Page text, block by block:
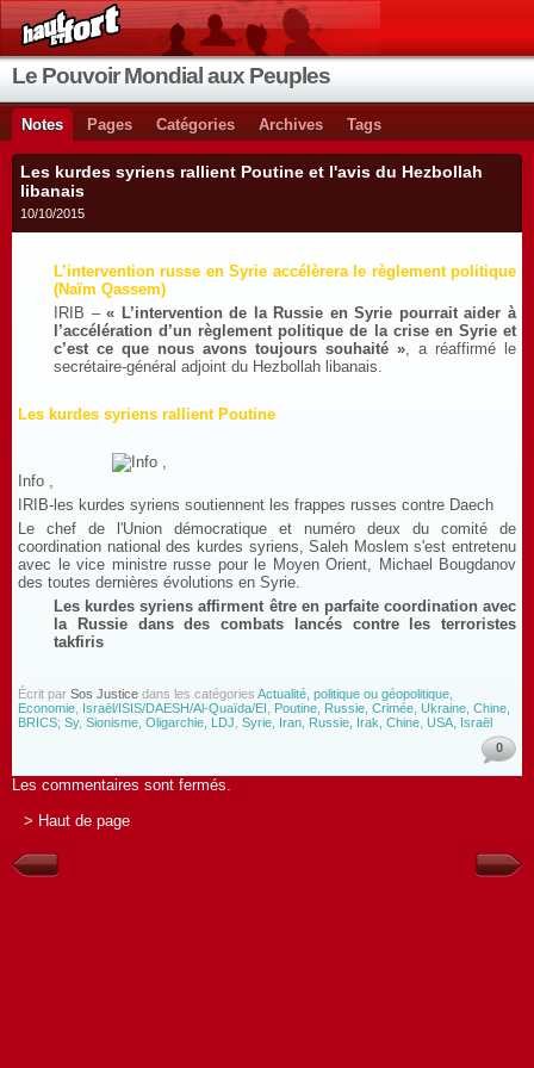
Le Pouvoir Mondial aux Peuples
Notes Pages Catégories Archives Tags
Les kurdes syriens rallient Poutine et l'avis du Hezbollah
libanais
10/10/2015
L’intervention russe en Syrie accélèrera le règlement politique
(Naïm Qassem)
IRIB –« L’intervention de la Russie en Syrie pourrait aider à
l’accélération d’un règlement politique de la crise en Syrie et
c’est ce que nous avons toujours souhaité », a réaffirmé le
secrétaire-général adjoint du Hezbollah libanais.
Les kurdes syriens rallient Poutine
Info ,
IRIB-les kurdes syriens soutiennent les frappes russes contre Daech
Le chef de l'Union démocratique et numéro deux du comité de
coordination national des kurdes syriens, Saleh Moslem s'est entretenu
avec le vice ministre russe pour le Moyen Orient, Michael Bougdanov
des toutes dernières évolutions en Syrie.
Les kurdes syriens affirment être en parfaite coordination avec
la Russie dans des combats lancés contre les terroristes
takfiris
Écrit par Sos Justice dans les catégories Actualité, politique ou géopolitique,
Economie Israël/ISIS/DAESH/Al-Quaïda/EI
Poutine, Russie, Crimée, Ukraine, Chine,
BRICS; Sy, Sionisme, Oligarchie, LDJ Syrie, Iran, Russie, Irak, Chine USA, Israël
0
Les commentaires sont fermés.
> Haut de page